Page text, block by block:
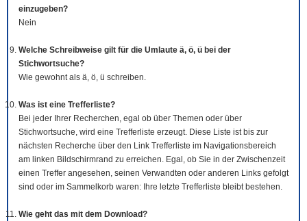
einzugeben?
Nein
Welche Schreibweise gilt für die Umlaute ä, ö, ü bei der
Stichwortsuche?
Wie gewohnt als ä, ö, ü schreiben.
Was ist eine Trefferliste?
Bei jeder Ihrer Recherchen, egal ob über Themen oder über
Stichwortsuche, wird eine Trefferliste erzeugt. Diese Liste ist bis zur
nächsten Recherche über den Link Trefferliste im Navigationsbereich
am linken Bildschirmrand zu erreichen. Egal, ob Sie in der Zwischenzeit
einen Treffer angesehen, seinen Verwandten oder anderen Links gefolgt
sind oder im Sammelkorb waren: Ihre letzte Trefferliste bleibt bestehen.
Wie geht das mit dem Download?